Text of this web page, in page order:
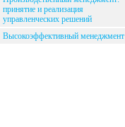
принятие и реализация
управленческих решений
Высокоэффективный менеджмент